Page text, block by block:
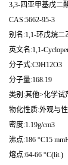
3,3-四亚甲基戊二
CAS:5662-95-3
别名:1,1-环戊烷二
英文名:1,1-
分子式:C9H12O3
分子量:168.19
类别:其他>化学试
物化性质:外观与
密度:1.19g/cm3
沸点:186 °C15
熔点:64-66 °C(lit.)